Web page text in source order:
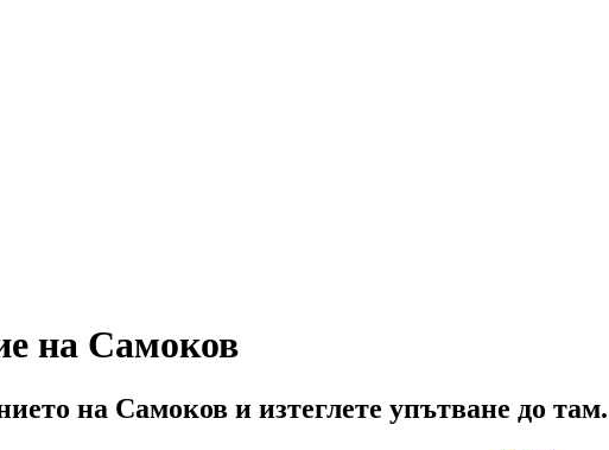
на Самоков
на Самоков и изтеглете упътване до там.